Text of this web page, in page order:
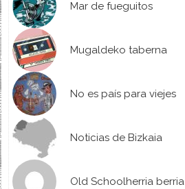
Mar de fueguitos
Mugaldeko taberna
No es país para viejes
Noticias de Bizkaia
Old Schoolherria berria